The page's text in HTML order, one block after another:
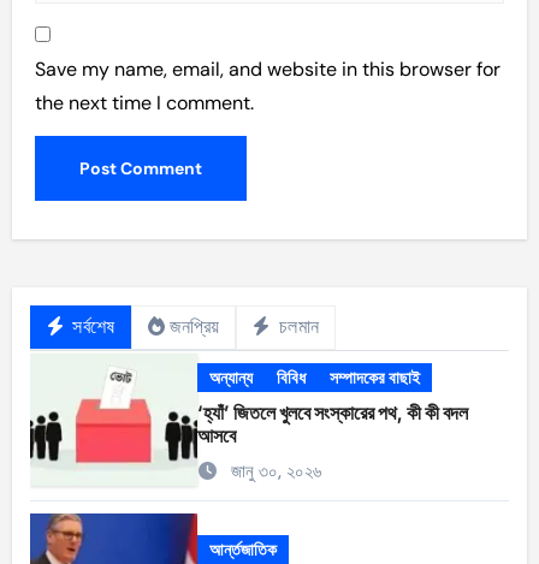
Save my name, email, and website in this browser for
the next time I comment.
সর্বশেষ জনপ্রিয় চলমান
অন্যান্য বিবিধ সম্পাদকের বাছাই
‘হ্যাঁ’ জিতলে খুলবে সংস্কারের পথ, কী কী বদল
আসবে
জানু ৩০, ২০২৬
আর্ন্তজাতিক